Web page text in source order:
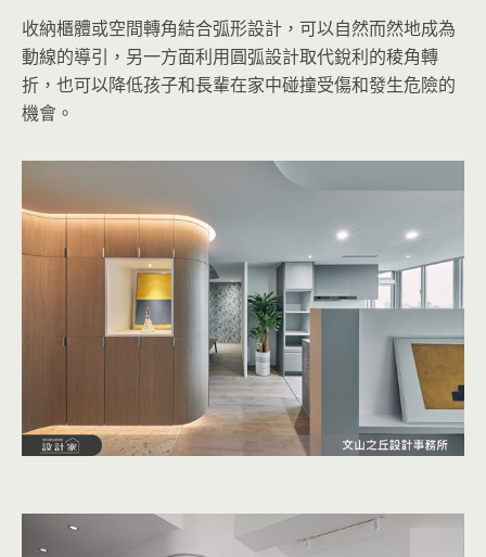
收納櫃體或空間轉角結合弧形設計，可以自然而然地成為
動線的導引，另一方面利用圓弧設計取代銳利的稜角轉
折，也可以降低孩子和長輩在家中碰撞受傷和發生危險的
機會。